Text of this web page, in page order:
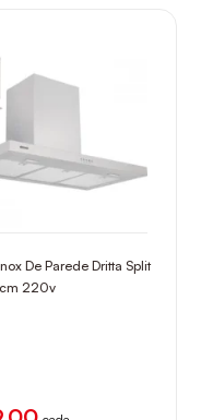
De Parede Dritta Split
220v